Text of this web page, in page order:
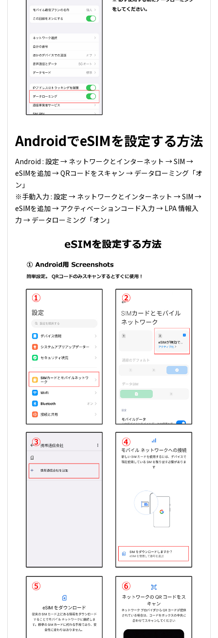
AndroidでeSIMを設定する方法
Android : 設定 → ネットワークとインターネット → SIM →
eSIMを追加 → QRコードをスキャン → データローミング「オ
ン」
※手動入力 : 設定 → ネットワークとインターネット → SIM →
eSIMを追加 → アクティベーションコード入力 → LPA 情報入
力 → データローミング「オン」